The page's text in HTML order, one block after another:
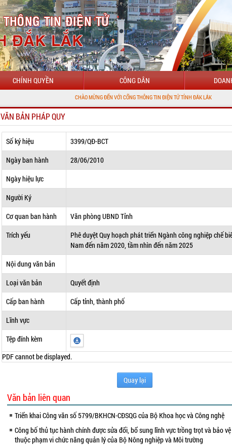
CHÍNH QUYỀN CÔNG DÂN
CHÀO MỪNG ĐẾN VỚI CỔNG THÔNG TIN ĐIỆN TỬ TỈNH ĐẮK LẮK
VĂN BẢN PHÁP QUY
Số ký hiệu
3399/QĐ-BCT
Ngày ban hành
28/06/2010
Ngày hiệu lực
Người Ký
Cơ quan ban hành
Văn phòng UBND Tỉnh
Trích yếu
Phê duyệt Quy hoạch phát triển Ngành công nghiệp chế
Nam đến năm 2020, tầm nhìn đến năm 2025
Nội dung văn bản
Loại văn bản
Quyết định
Cấp ban hành
Cấp tỉnh, thành phố
Lĩnh vực
Tệp đính kèm
PDF cannot be displayed.
Quay lại
Văn bản liên quan
Triển khai Công văn số 5799/BKHCN-CĐSQG của Bộ Khoa học và Công nghệ
Công bố thủ tục hành chính được sửa đổi, bổ sung lĩnh vực trồng trọt và bảo
thuộc phạm vi chức năng quản lý của Bộ Nông nghiệp và Môi trường